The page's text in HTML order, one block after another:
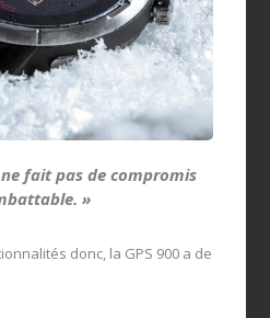
fait pas de compromis
»
donc, la GPS 900 a de